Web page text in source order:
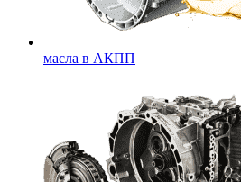
масла в АКПП